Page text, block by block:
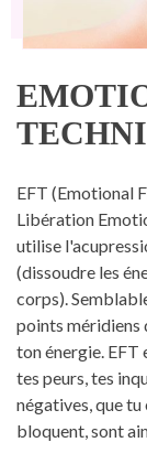
EFT (Emotional
Libération
utilise
(dissoudre les
corps).
points méridiens
ton énergie. EFT
tes peurs, tes
négatives, que
bloquent, sont